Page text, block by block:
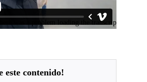
este contenido!